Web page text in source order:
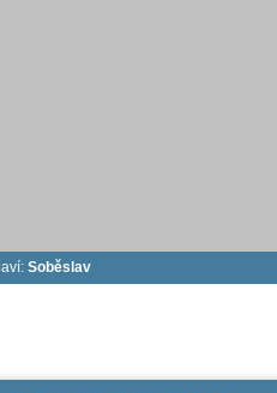
Soběslav